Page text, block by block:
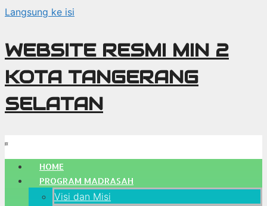
Langsung ke isi
WEBSITE RESMI MIN 2
KOTA TANGERANG
SELATAN
HOME
PROGRAM MADRASAH
Visi dan Misi